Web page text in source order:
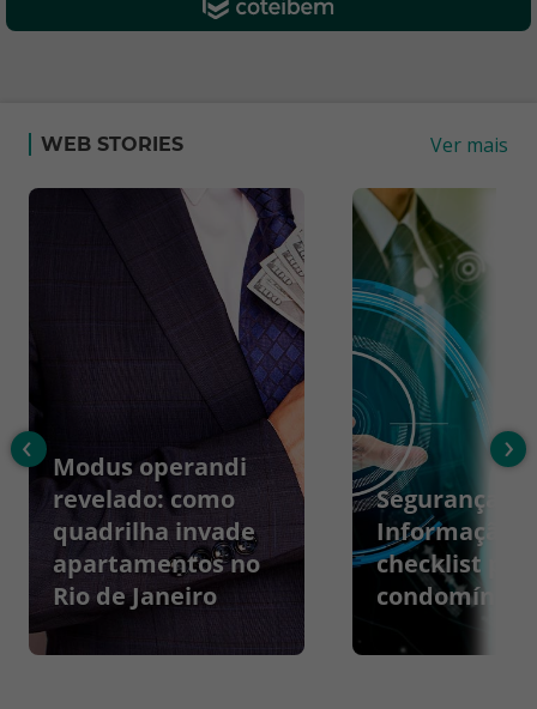
WEB STORIES Ver mais
Modus operandi
revelado: como
quadrilha invade
apartamentos no
Rio de Janeiro
Segurança da
Informação:
checklist
condomínios
‹ ›